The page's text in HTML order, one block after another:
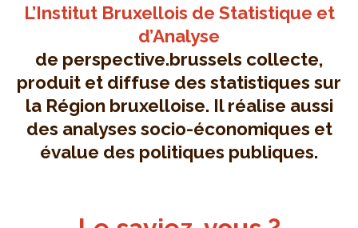
L’Institut Bruxellois de Statistique et
d’Analyse
de perspective.brussels collecte,
produit et diffuse des statistiques sur
la Région bruxelloise. Il réalise aussi
des analyses socio-économiques et
évalue des politiques publiques.